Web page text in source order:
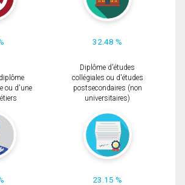
32.48 %
ou d'une
Diplôme d'études
collégiales ou d'études
postsecondaires (non
universitaires)
23.15 %